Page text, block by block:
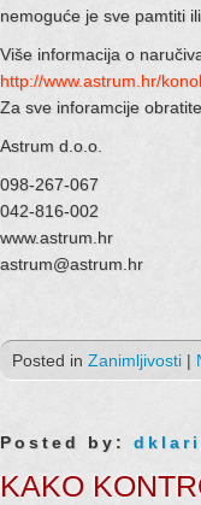
nemoguće je sve pamtiti
Više informacija o
http://www.astrum.hr/
Za sve inforamcije
Astrum d.o.o.
098-267-067
042-816-002
www.astrum.hr
astrum@astrum.hr
Posted in Zanimljivosti |
Posted by:
KAKO